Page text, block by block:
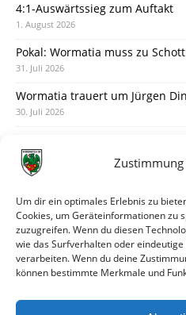
Um dir ein optimales Erlebnis zu
Cookies, um Geräteinformationen zu
zuzugreifen. Wenn du diesen
wie das Surfverhalten oder
verarbeiten. Wenn du deine
können bestimmte Merkmale und
4:1-Auswärtssieg zum Auftakt
1. August 2026
Pokal: Wormatia muss zu
31. Juli 2026
Wormatia trauert um Jürgen
30. Juli 2026
28. Juli 2026
28. Juli 2026
Neue Podcast-Folge: So tickt
27. Juli 2026
Eindrücke vom Stadionfest